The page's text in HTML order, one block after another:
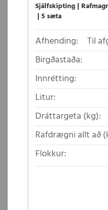
Sjálfskipting
5 sæta
Afhending:
Til
Birgðastaða:
Innrétting:
Litur:
Dráttargeta (kg):
Rafdrægni allt að
Flokkur: